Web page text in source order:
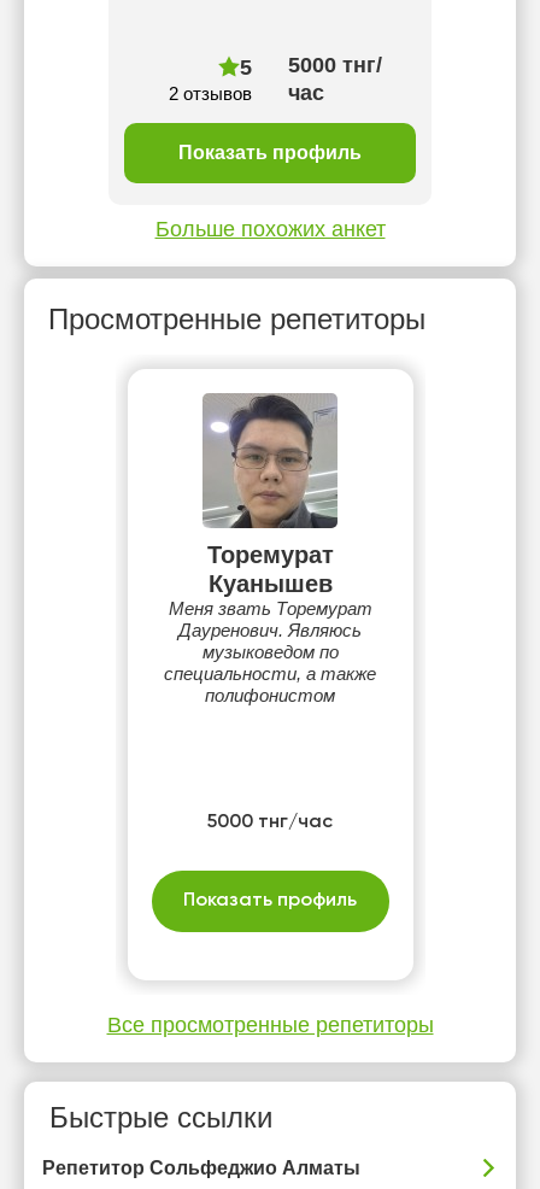
5
2 отзывов
5000 тнг/
час
Показать профиль
Больше похожих анкет
Просмотренные репетиторы
Торемурат
Куанышев
Меня звать Торемурат
Дауренович. Являюсь
музыковедом по
специальности, а также
полифонистом
5000 тнг/час
Показать профиль
Все просмотренные репетиторы
Быстрые ссылки
Репетитор Сольфеджио Алматы